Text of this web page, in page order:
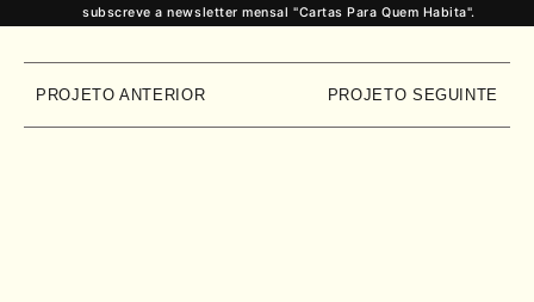
PROJETO ANTERIOR PROJETO SEGUINTE
subscreve a newsletter mensal "Cartas Para Quem Habita".